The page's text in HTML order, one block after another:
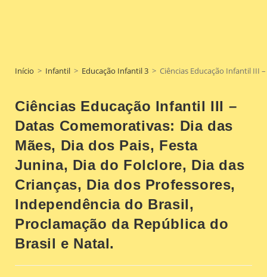
Início > Infantil > Educação Infantil 3 > Ciências Educação Infantil III
Ciências Educação Infantil III –
Datas Comemorativas: Dia das
Mães, Dia dos Pais, Festa
Junina, Dia do Folclore, Dia das
Crianças, Dia dos Professores,
Independência do Brasil,
Proclamação da República do
Brasil e Natal.